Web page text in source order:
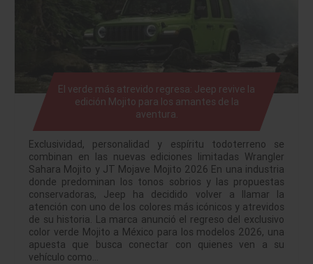
El verde más atrevido regresa: Jeep revive la
edición Mojito para los amantes de la
aventura.
Exclusividad, personalidad y espíritu todoterreno se
combinan en las nuevas ediciones limitadas Wrangler
Sahara Mojito y JT Mojave Mojito 2026 En una industria
donde predominan los tonos sobrios y las propuestas
conservadoras, Jeep ha decidido volver a llamar la
atención con uno de los colores más icónicos y atrevidos
de su historia. La marca anunció el regreso del exclusivo
color verde Mojito a México para los modelos 2026, una
apuesta que busca conectar con quienes ven a su
vehículo como…